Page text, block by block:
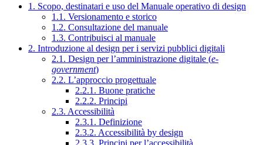
1. Scopo, destinatari e uso del Manuale operativo di design
1.1. Versionamento e storico
1.2. Consultazione del manuale
1.3. Contribuisci al manuale
2. Introduzione al design per i servizi pubblici digitali
2.1. Design per l’amministrazione digitale (e-
government)
2.2. L’approccio progettuale
2.2.1. Buone pratiche
2.2.2. Principi
2.3. Accessibilità
2.3.1. Definizione
2.3.2. Accessibilità by design
2.3.3. Principi per l’accessibilità